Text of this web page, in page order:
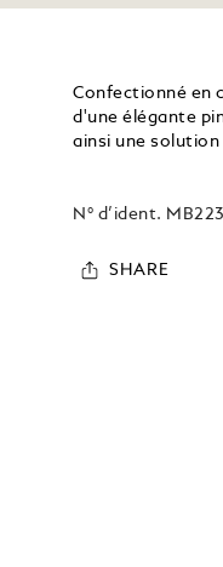
Confectionné en
d'une élégante
ainsi une
N° d’ident.
SHARE